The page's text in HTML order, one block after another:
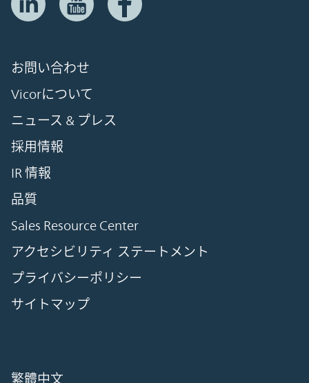
お問い合わせ
Vicorについて
ニュース & プレス
採用情報
IR 情報
品質
Sales Resource Center
アクセシビリティ ステートメント
プライバシーポリシー
サイトマップ
繁體中文